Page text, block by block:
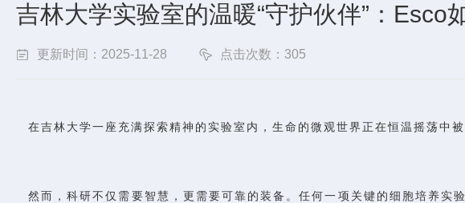
吉林大学实验室的温暖“守护伙伴”：Esco
更新时间：2025-11-28 点击次数：305
在吉林大学一座充满探索精神的实验室内，生命的微观世界正在恒温摇荡中
然而，科研不仅需要智慧，更需要可靠的装备。任何一项关键的细胞培养